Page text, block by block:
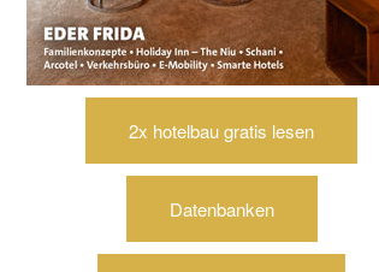
2x hotelbau gratis lesen
Datenbanken